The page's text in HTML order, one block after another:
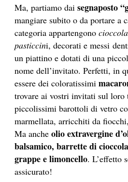
Ma, partiamo dai segnaposto
mangiare subito o da portare a
categoria appartengono
pasticcini, decorati e messi
un piattino e dotati di una
nome dell’invitato. Perfetti, in
essere dei coloratissimi
trovare ai vostri invitati sul loro
piccolissimi barottoli di vetro
marmellata, arricchiti da
Ma anche olio extravergine
balsamico, barrette di
grappe e limoncello. L’effetto
assicurato!